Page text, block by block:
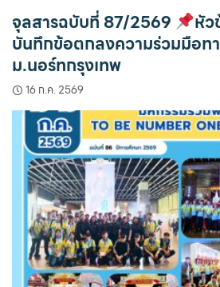
จุลสารฉบับที่ 87/2569
หัว
บันทึกข้อตกลงความร่วมมือท
ม.นอร์ทกรุงเทพ
16 ก.ค. 2569